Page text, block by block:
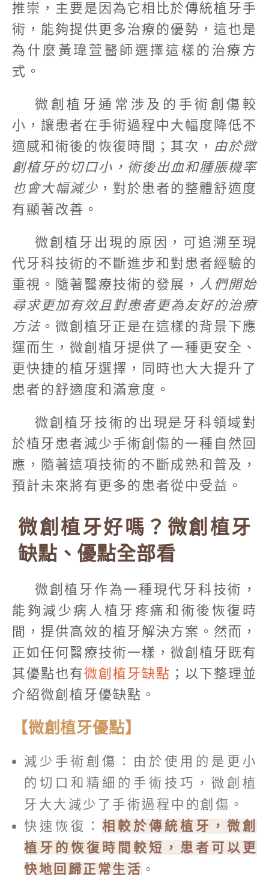
推崇，主要是因為它相比於傳統植牙手
術，能夠提供更多治療的優勢，這也是
為什麼黃瑋萱醫師選擇這樣的治療方
式。
微創植牙通常涉及的手術創傷較
小，讓患者在手術過程中大幅度降低不
適感和術後的恢復時間；其次， 由於微
創植牙的切口小，術後出血和腫脹機率
也會大幅減少 ，對於患者的整體舒適度
有顯著改善。
微創植牙出現的原因，可追溯至現
代牙科技術的不斷進步和對患者經驗的
重視。隨著醫療技術的發展， 人們開始
尋求更加有效且對患者更為友好的治療
方法 。微創植牙正是在這樣的背景下應
運而生，微創植牙提供了一種更安全、
更快捷的植牙選擇，同時也大大提升了
患者的舒適度和滿意度。
微創植牙技術的出現是牙科領域對
於植牙患者減少手術創傷的一種自然回
應，隨著這項技術的不斷成熟和普及，
預計未來將有更多的患者從中受益。
微創植牙好嗎？微創植牙
缺點、優點全部看
微創植牙作為一種現代牙科技術，
能夠減少病人植牙疼痛和術後恢復時
間，提供高效的植牙解決方案。然而，
正如任何醫療技術一樣，微創植牙既有
其優點也有微創植牙缺點 ；以下整理並
介紹微創植牙優缺點。
【微創植牙優點】
減少手術創傷：由於使用的是更小
的切口和精細的手術技巧，微創植
牙大大減少了手術過程中的創傷。
快速恢復： 相較於傳統植牙，微創
植牙的恢復時間較短，患者可以更
快地回歸正常生活 。